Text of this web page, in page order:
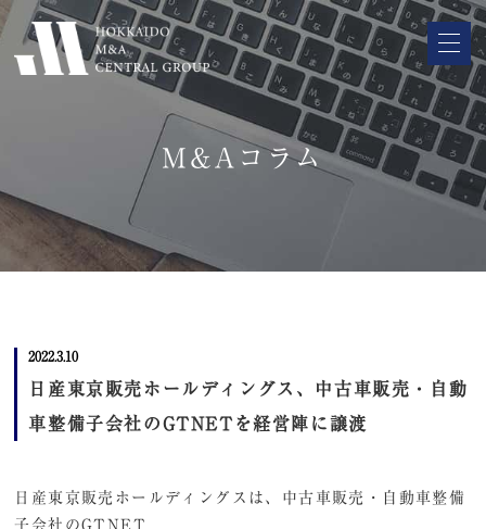
M&Aコラム
2022.3.10
日産東京販売ホールディングス、中古車販売・自動
車整備子会社のGTNETを経営陣に譲渡
日産東京販売ホールディングスは、中古車販売・自動車整備
子会社のGTNET